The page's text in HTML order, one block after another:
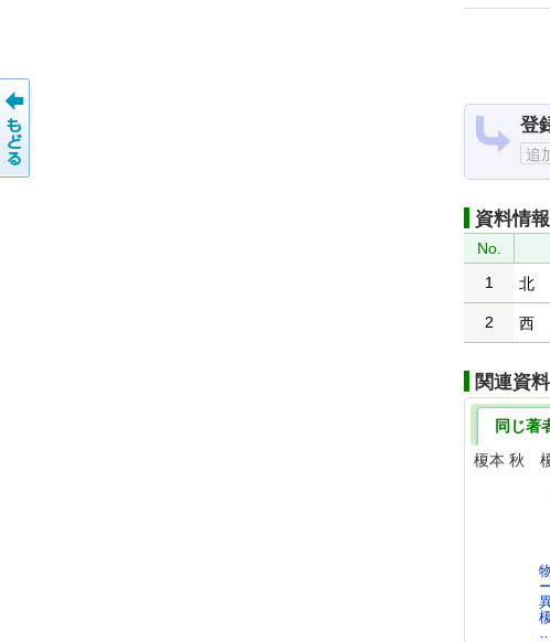
登
資料情報
No.
1
北
2 西
関連資料
同じ著
榎本 秋